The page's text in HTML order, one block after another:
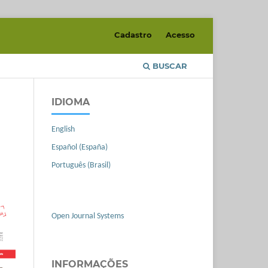
BUSCAR
Cadastro Acesso
IDIOMA
English
Español (España)
Português (Brasil)
Open Journal Systems
INFORMAÇÕES